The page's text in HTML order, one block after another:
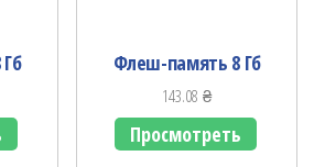
Флеш-память 8 Гб
143.08₴
Просмотреть